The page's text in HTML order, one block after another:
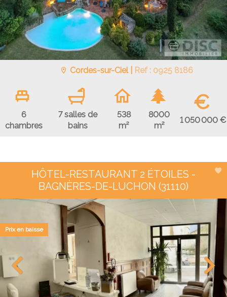
Cordes-sur-Ciel | Ref : 0925 8186
6
chambres
7 salles de
bains
538
m²
8000
m²
€
1 050 000 €
HÔTEL-RESTAURANT 2 ÉTOILES -
BAGNÈRES-DE-LUCHON (31110)
Prix en baisse